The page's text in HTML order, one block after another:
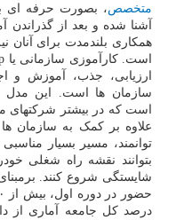
متخصص، بصورت حرفه ای
آشنا شده و بعد از گذراندن
همکاری بلندمدت برای
ارزیابی، جذب، آموزش و
سازمان ها است. این مدل
است که در بیشتر شرکتهای
علاوه بر کمک به سازمان ها
توانمند، مسیر بسیار
بتوانند نقشه راه شغلی
شایستگی شروع کنند.
درصد کل جامعه آماری از